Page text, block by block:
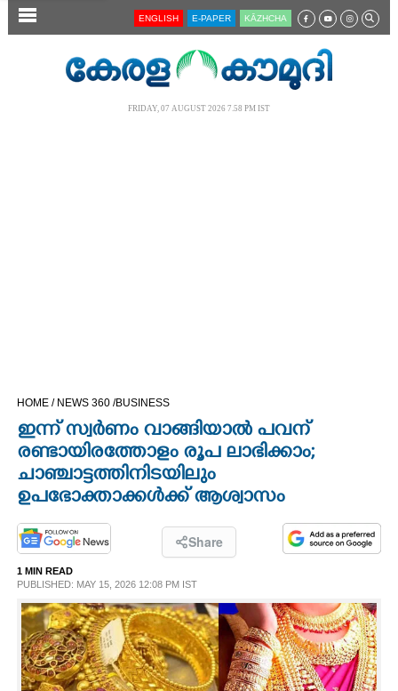
SECTIONS
OPINION
LIFESTYLE
SPIRITUAL
INFO+
ENGLISH E-PAPER KĀZHCHA
FRIDAY, 07 AUGUST 2026 7.58 PM IST
HOME / NEWS 360 /BUSINESS
ഇന്ന് സ്വർണം വാങ്ങിയാൽ പവന്
രണ്ടായിരത്തോളം രൂപ ലാഭിക്കാം;
ചാഞ്ചാട്ടത്തിനിടയിലും
ഉപഭോക്താക്കൾക്ക് ആശ്വാസം
Share
1 MIN READ
PUBLISHED: MAY 15, 2026 12:08 PM IST